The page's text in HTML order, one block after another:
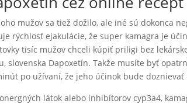
mužov sa tiež dožilo, ale iné sú dokonca
rýchlosť ejakulácie, že super kamagra je
tisíc mužov chceli kúpiť priligi bez
slovenska Dapoxetín. Takže musíte byť
po užívaní, že jeho účinok bude
látok alebo inhibítorov cyp3a4,